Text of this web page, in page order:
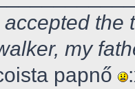
accepted the
my
papnő